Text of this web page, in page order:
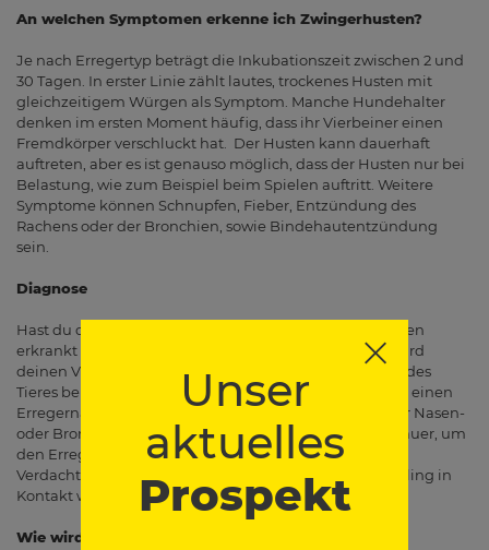
Unser
aktuelles
Prospekt
An welchen Symptomen erkenne ich Zwingerhusten?
Je nach Erregertyp beträgt die Inkubationszeit zwischen 2 und
30 Tagen. In erster Linie zählt lautes, trockenes Husten mit
gleichzeitigem Würgen als Symptom. Manche Hundehalter
denken im ersten Moment häufig, dass ihr Vierbeiner einen
Fremdkörper verschluckt hat. Der Husten kann dauerhaft
auftreten, aber es ist genauso möglich, dass der Husten nur bei
Belastung, wie zum Beispiel beim Spielen auftritt. Weitere
Symptome können Schnupfen, Fieber, Entzündung des
Rachens oder der Bronchien, sowie Bindehautentzündung
sein.
Diagnose
Hast du den Verdacht, dass dein Hund an Zwingerhusten
erkrankt ist, solltest du einen Tierarzt aufsuchen. Der wird
deinen Vierbeiner untersuchen und das klinische Bild des
Tieres beurteilen. Bei schweren Verläufen führt der Arzt einen
Erregernachweis durch. Er entnimmt mit einem Tupfer Nasen-
oder Bronchialsekret und untersucht dieses dann genauer, um
den Erreger genau zu identifizieren. Bestätigt sich der
Verdacht, solltest du Artgenossen, mit denen dein Liebling in
Kontakt war über eine mögliche Infektion informieren.
Wie wird Zwingerhusten behandelt?